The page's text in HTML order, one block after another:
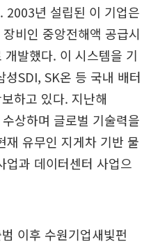
2003년 설립된 이 기업은
비인 중앙전해액 공급시
개발했다. 이 시스템을 기
성SDI, SK온 등 국내 배터
하고 있다. 지난해
상하며 글로벌 기술력을
재 유무인 지게차 기반 물
업과 데이터센터 사업으
이후 수원기업새빛펀